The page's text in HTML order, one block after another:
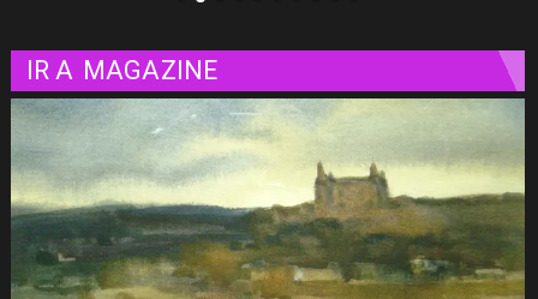
IR A MAGAZINE